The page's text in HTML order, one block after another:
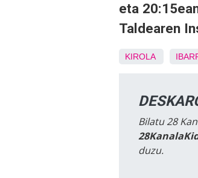
eta
Taldearen
KIROLA
Bilatu 28
duzu.